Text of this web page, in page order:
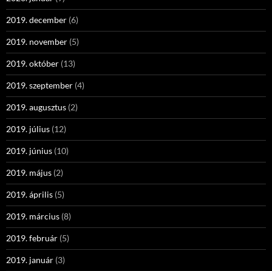
2019. december (6)
2019. november (5)
2019. október (13)
2019. szeptember (4)
2019. augusztus (2)
2019. július (12)
2019. június (10)
2019. május (2)
2019. április (5)
2019. március (8)
2019. február (5)
2019. január (3)